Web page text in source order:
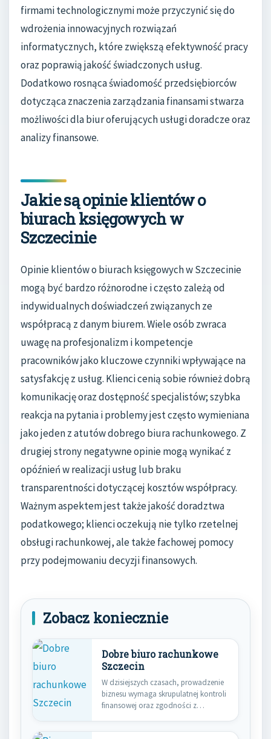
firmami technologicznymi może przyczynić się do
wdrożenia innowacyjnych rozwiązań
informatycznych, które zwiększą efektywność pracy
oraz poprawią jakość świadczonych usług.
Dodatkowo rosnąca świadomość przedsiębiorców
dotycząca znaczenia zarządzania finansami stwarza
możliwości dla biur oferujących usługi doradcze oraz
analizy finansowe.
Jakie są opinie klientów o
biurach księgowych w
Szczecinie
Opinie klientów o biurach księgowych w Szczecinie
mogą być bardzo różnorodne i często zależą od
indywidualnych doświadczeń związanych ze
współpracą z danym biurem. Wiele osób zwraca
uwagę na profesjonalizm i kompetencje
pracowników jako kluczowe czynniki wpływające na
satysfakcję z usług. Klienci cenią sobie również dobrą
komunikację oraz dostępność specjalistów; szybka
reakcja na pytania i problemy jest często wymieniana
jako jeden z atutów dobrego biura rachunkowego. Z
drugiej strony negatywne opinie mogą wynikać z
opóźnień w realizacji usług lub braku
transparentności dotyczącej kosztów współpracy.
Ważnym aspektem jest także jakość doradztwa
podatkowego; klienci oczekują nie tylko rzetelnej
obsługi rachunkowej, ale także fachowej pomocy
przy podejmowaniu decyzji finansowych.
Zobacz koniecznie
Dobre biuro rachunkowe
Szczecin
W dzisiejszych czasach, prowadzenie
biznesu wymaga skrupulatnej kontroli
finansowej oraz zgodności z